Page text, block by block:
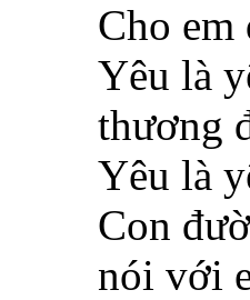
Cho em
Yêu là
thương
Yêu là
Con
nói với